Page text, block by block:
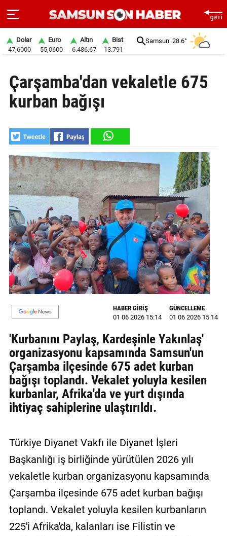
SAYFA
SAMSUN
SAMSUNSPOR
GÜNDEM
SİYASET
EKONOMİ
DÜNYA
MAGAZİN
GALERİ
VİDEO
YAZARLAR
BİZE
ULAŞIN
Künye
İletişim
Gizlilik
Dolar
47,6000
Euro
55,0600
Altın
6.486,67
Bist
13.791
Samsun 28.6°
Çarşamba'dan vekaletle 675
kurban bağışı
HABER GİRİŞ
01 06 2026 15:14
GÜNCELLEME
01 06 2026 15:14
'Kurbanını Paylaş, Kardeşinle Yakınlaş'
organizasyonu kapsamında Samsun'un
Çarşamba ilçesinde 675 adet kurban
bağışı toplandı. Vekalet yoluyla kesilen
kurbanlar, Afrika'da ve yurt dışında
ihtiyaç sahiplerine ulaştırıldı.
Türkiye Diyanet Vakfı ile Diyanet İşleri
Başkanlığı iş birliğinde yürütülen 2026 yılı
vekaletle kurban organizasyonu kapsamında
Çarşamba ilçesinde 675 adet kurban bağışı
toplandı. Vekalet yoluyla kesilen kurbanların
225'i Afrika'da, kalanları ise Filistin ve